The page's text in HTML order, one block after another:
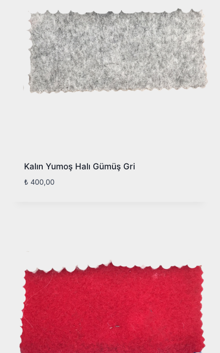
Kalın Yumoş Halı Gümüş Gri
₺ 400,00